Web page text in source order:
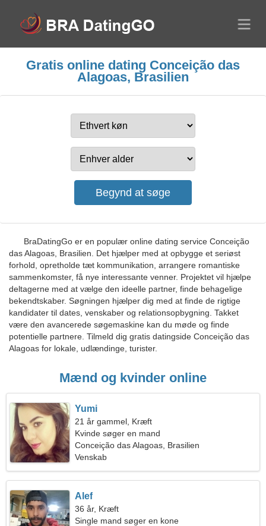
Gratis online dating Conceição das
Alagoas, Brasilien
BraDatingGo er en populær online dating service Conceição
das Alagoas, Brasilien. Det hjælper med at opbygge et seriøst
forhold, opretholde tæt kommunikation, arrangere romantiske
sammenkomster, få nye interessante venner. Projektet vil hjælpe
deltagerne med at vælge den ideelle partner, finde behagelige
bekendtskaber. Søgningen hjælper dig med at finde de rigtige
kandidater til dates, venskaber og relationsopbygning. Takket
være den avancerede søgemaskine kan du møde og finde
potentielle partnere. Tilmeld dig gratis datingside Conceição das
Alagoas for lokale, udlændinge, turister.
Mænd og kvinder online
Yumi
21 år gammel, Kræft
Kvinde søger en mand
Conceição das Alagoas, Brasilien
Venskab
Alef
36 år, Kræft
Single mand søger en kone